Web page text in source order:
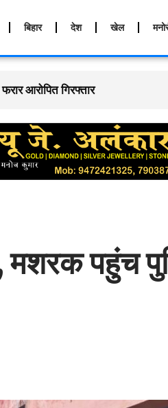
बिहार देश खेल
मशरक पहुंच